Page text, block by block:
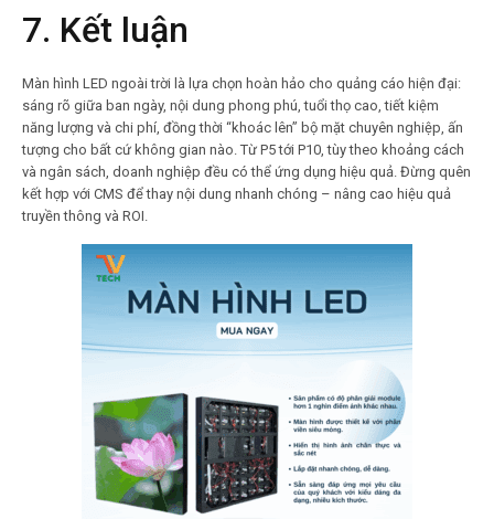
7. Kết luận
Màn hình LED ngoài trời là lựa chọn hoàn hảo cho quảng cáo hiện đại:
sáng rõ giữa ban ngày, nội dung phong phú, tuổi thọ cao, tiết kiệm
năng lượng và chi phí, đồng thời “khoác lên” bộ mặt chuyên nghiệp, ấn
tượng cho bất cứ không gian nào. Từ P5 tới P10, tùy theo khoảng cách
và ngân sách, doanh nghiệp đều có thể ứng dụng hiệu quả. Đừng quên
kết hợp với CMS để thay nội dung nhanh chóng – nâng cao hiệu quả
truyền thông và ROI.